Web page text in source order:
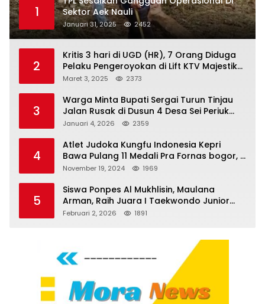
1
Sektor Aek Nauli
Januari 31, 2025 2452
2
Kritis 3 hari di UGD (HR), 7 Orang Diduga
Pelaku Pengeroyokan di Lift KTV Majestik
Melenggang Bebas, Kantor Hukum JAP
Tanjungpinang
Maret 3, 2025 2373
3
Warga Minta Bupati Sergai Turun Tinjau
Jalan Rusak di Dusun 4 Desa Sei Periuk
Serdang Bedagai
Januari 4, 2026 2359
4
Atlet Judoka Kungfu Indonesia Kepri
Bawa Pulang 11 Medali Pra Fornas bogor, 3
Emas dan 8 Perunggu.
November 19, 2024 1969
5
Siswa Ponpes Al Mukhlisin, Maulana
Arman, Raih Juara I Taekwondo Junior
Putra di Riau National Championship 2026
Februari 2, 2026 1891